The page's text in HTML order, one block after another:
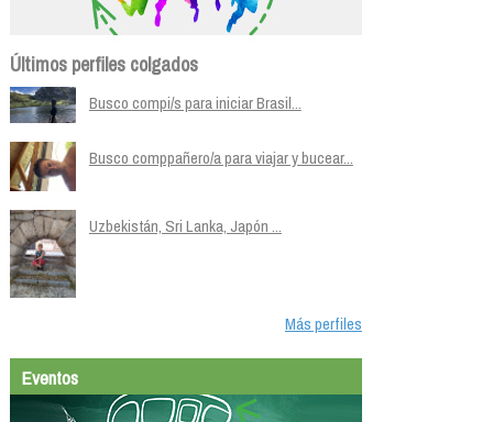
Últimos perfiles colgados
Busco compi/s para iniciar Brasil...
Busco comppañero/a para viajar y bucear...
Uzbekistán, Sri Lanka, Japón ...
Más perfiles
Eventos